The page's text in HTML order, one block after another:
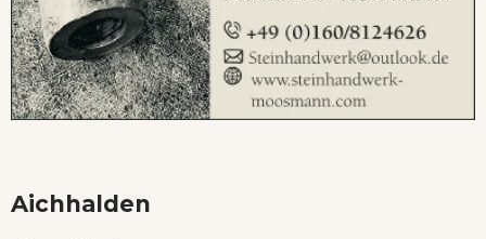
Aichhalden